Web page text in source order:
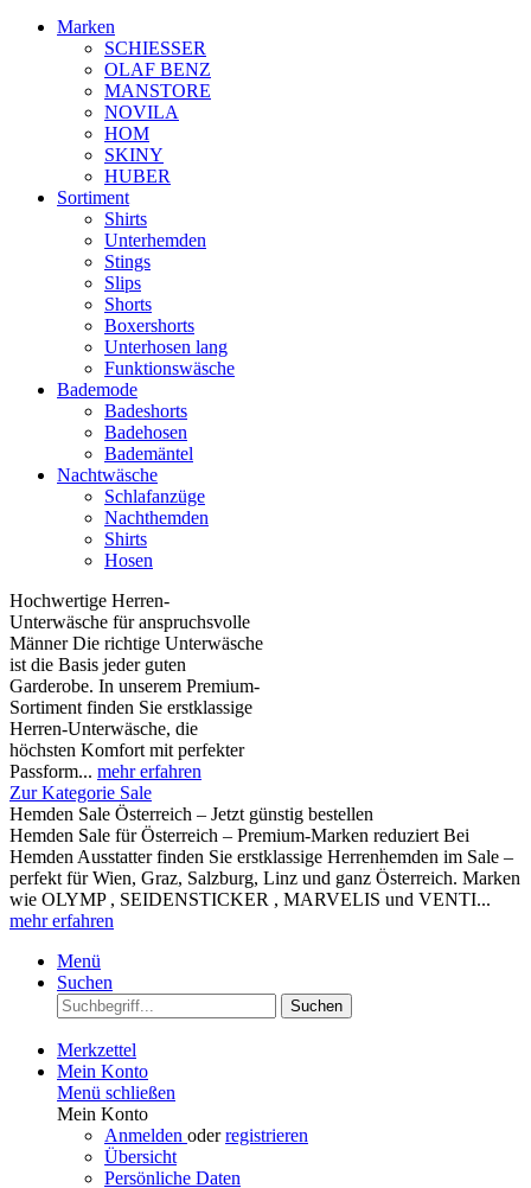
Marken
SCHIESSER
OLAF BENZ
MANSTORE
NOVILA
HOM
SKINY
HUBER
Sortiment
Shirts
Unterhemden
Stings
Slips
Shorts
Boxershorts
Unterhosen lang
Funktionswäsche
Bademode
Badeshorts
Badehosen
Bademäntel
Nachtwäsche
Schlafanzüge
Nachthemden
Shirts
Hosen
Hochwertige Herren-
Unterwäsche für anspruchsvolle
Männer Die richtige Unterwäsche
ist die Basis jeder guten
Garderobe. In unserem Premium-
Sortiment finden Sie erstklassige
Herren-Unterwäsche, die
höchsten Komfort mit perfekter
Passform... mehr erfahren
Zur Kategorie Sale
Hemden Sale Österreich – Jetzt günstig bestellen
Hemden Sale für Österreich – Premium-Marken reduziert Bei
Hemden Ausstatter finden Sie erstklassige Herrenhemden im Sale –
perfekt für Wien, Graz, Salzburg, Linz und ganz Österreich. Marken
wie OLYMP , SEIDENSTICKER , MARVELIS und VENTI...
mehr erfahren
Menü
Suchen
Suchen
Merkzettel
Mein Konto
Menü schließen
Mein Konto
Anmelden oderregistrieren
Übersicht
Persönliche Daten